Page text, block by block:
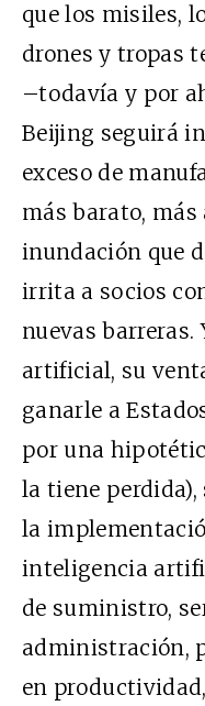
que los misiles,
drones y tropas
–todavía y por
Beijing seguirá
exceso de
más barato,
inundación que
irrita a socios
nuevas
artificial, su
ganarle a
por una
la tiene
la
inteligencia
de suministro,
administración,
en